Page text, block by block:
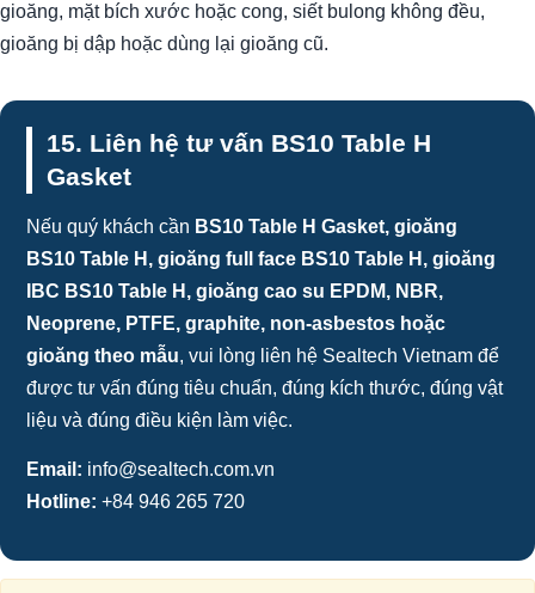
gioăng, mặt bích xước hoặc cong, siết bulong không đều,
gioăng bị dập hoặc dùng lại gioăng cũ.
15. Liên hệ tư vấn BS10 Table H
Gasket
Nếu quý khách cần BS10 Table H Gasket, gioăng
BS10 Table H, gioăng full face BS10 Table H, gioăng
IBC BS10 Table H, gioăng cao su EPDM, NBR,
Neoprene, PTFE, graphite, non-asbestos hoặc
gioăng theo mẫu, vui lòng liên hệ Sealtech Vietnam để
được tư vấn đúng tiêu chuẩn, đúng kích thước, đúng vật
liệu và đúng điều kiện làm việc.
Email: info@sealtech.com.vn
Hotline: +84 946 265 720